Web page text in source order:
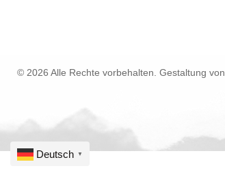
© 2026 Alle Rechte vorbehalten. Gestaltung von
Deutsch ▼